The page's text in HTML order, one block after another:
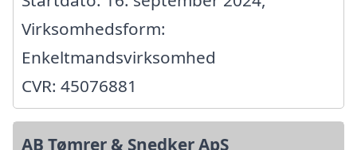
Virksomhedsform:
Enkeltmandsvirksomhed
CVR: 45076881
AB Tømrer & Snedker ApS